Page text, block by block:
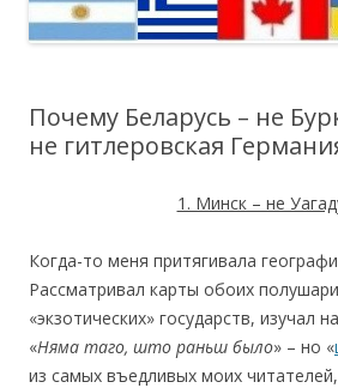
Почему Беларусь – не
не гитлеровская
1. Минск – не
Когда-то меня притягивала
Рассматривал карты обоих
«экзотических» государств, изучал
«Няма таго, што раньш было» – но «
из самых въедливых моих читателей,